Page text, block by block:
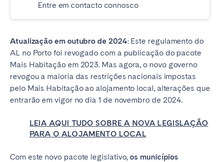
Entre em contacto connosco
Atualização em outubro de 2024:Este regulamento do
AL no Porto foi revogado com a publicação do pacote
Mais Habitação em 2023. Mas agora, o novo governo
revogou a maioria das restrições nacionais impostas
pelo Mais Habitação ao alojamento local, alterações que
entrarão em vigor no dia 1 de novembro de 2024.
LEIA AQUI TUDO SOBRE A NOVA LEGISLAÇÃO
PARA O ALOJAMENTO LOCAL
Com este novo pacote legislativo,os municípios